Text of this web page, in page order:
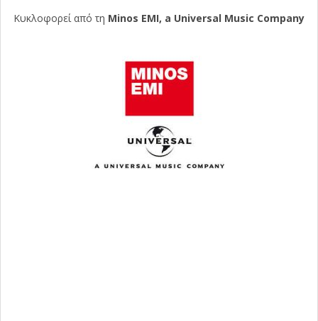
Κυκλοφορεί από τη Minos EMI, a Universal Music Company